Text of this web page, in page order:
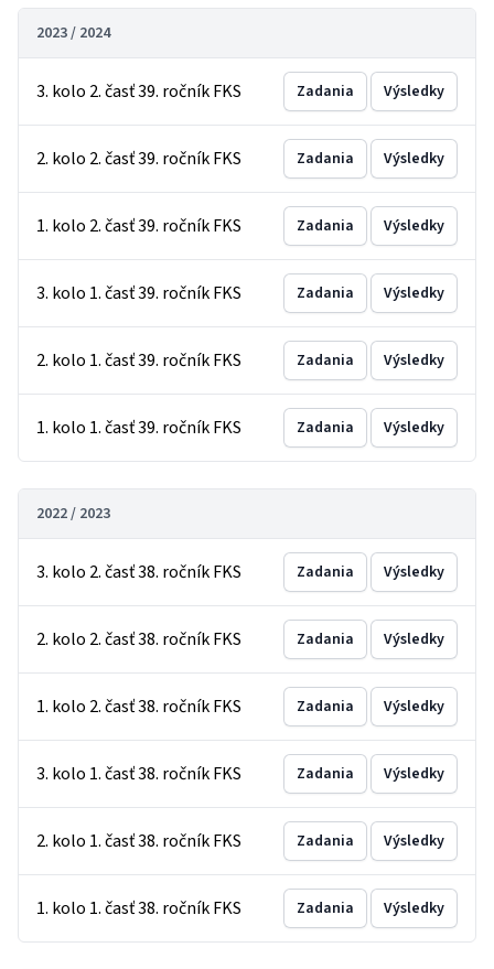
2023 / 2024
3. kolo 2. časť 39. ročník FKS Zadania Výsledky
2. kolo 2. časť 39. ročník FKS Zadania Výsledky
1. kolo 2. časť 39. ročník FKS Zadania Výsledky
3. kolo 1. časť 39. ročník FKS Zadania Výsledky
2. kolo 1. časť 39. ročník FKS Zadania Výsledky
1. kolo 1. časť 39. ročník FKS Zadania Výsledky
2022 / 2023
3. kolo 2. časť 38. ročník FKS Zadania Výsledky
2. kolo 2. časť 38. ročník FKS Zadania Výsledky
1. kolo 2. časť 38. ročník FKS Zadania Výsledky
3. kolo 1. časť 38. ročník FKS Zadania Výsledky
2. kolo 1. časť 38. ročník FKS Zadania Výsledky
1. kolo 1. časť 38. ročník FKS Zadania Výsledky